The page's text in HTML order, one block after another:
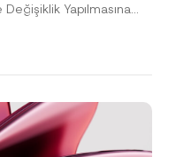
Yapılmasına